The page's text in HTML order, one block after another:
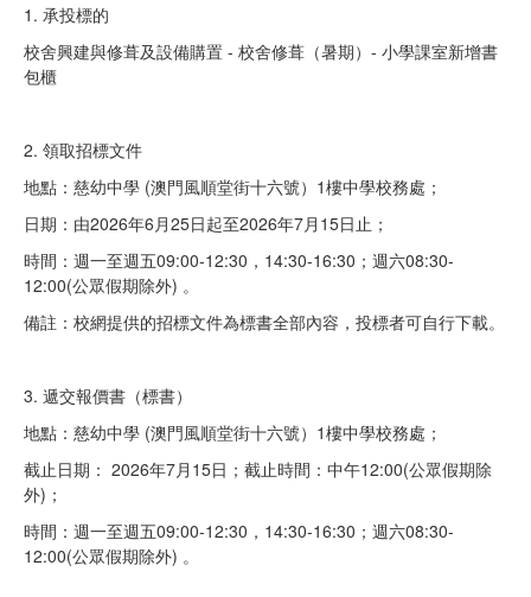
1. 承投標的
校舍興建與修葺及設備購置 - 校舍修葺（暑期）- 小學課室新增書
包櫃
2. 領取招標文件
地點：慈幼中學 (澳門風順堂街十六號）1樓中學校務處；
日期：由2026年6月25日起至2026年7月15日止；
時間：週一至週五09:00-12:30，14:30-16:30；週六08:30-
12:00(公眾假期除外) 。
備註：校網提供的招標文件為標書全部內容，投標者可自行下載。
3. 遞交報價書（標書）
地點：慈幼中學 (澳門風順堂街十六號）1樓中學校務處；
截止日期： 2026年7月15日；截止時間：中午12:00(公眾假期除
外)；
時間：週一至週五09:00-12:30，14:30-16:30；週六08:30-
12:00(公眾假期除外) 。